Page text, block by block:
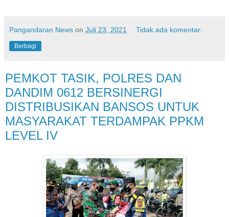
Pangandaran News on Juli 23, 2021 Tidak ada komentar:
Berbagi
PEMKOT TASIK, POLRES DAN
DANDIM 0612 BERSINERGI
DISTRIBUSIKAN BANSOS UNTUK
MASYARAKAT TERDAMPAK PPKM
LEVEL IV